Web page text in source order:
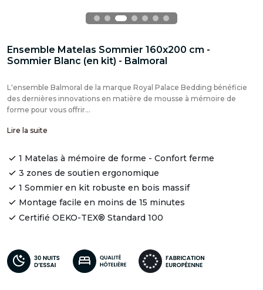
Ensemble Matelas Sommier 160x200 cm -
Sommier Blanc (en kit) - Balmoral
L'ensemble Balmoral de la marque Royal Palace Bedding bénéficie
des dernières innovations en matière de mousse à mémoire de
forme pour vous offrir...
Lire la suite
1 Matelas à mémoire de forme - Confort ferme
3 zones de soutien ergonomique
1 Sommier en kit robuste en bois massif
Montage facile en moins de 15 minutes
Certifié OEKO-TEX® Standard 100